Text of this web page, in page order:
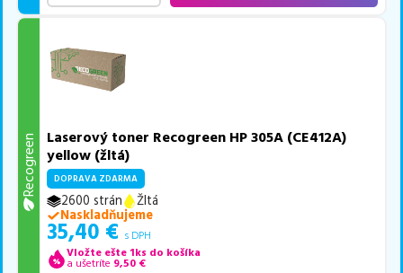
Recogreen Laserový toner Recogreen HP 305A (CE412A)
yellow (žltá)
DOPRAVA ZDARMA
2600 strán
Žltá
Naskladňujeme
35,40 € s DPH
Vložte ešte 1ks do košíka
a ušetríte 9,50 €